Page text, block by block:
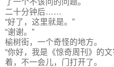
二十分钟后……
“好了，这里就是。”
“谢谢。”
榆树街，一个奇怪的地方。
“你好，我是《惊奇周刊》的
着，不一会儿，门打开了。